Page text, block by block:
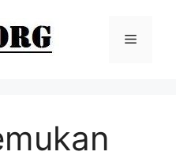
Menu